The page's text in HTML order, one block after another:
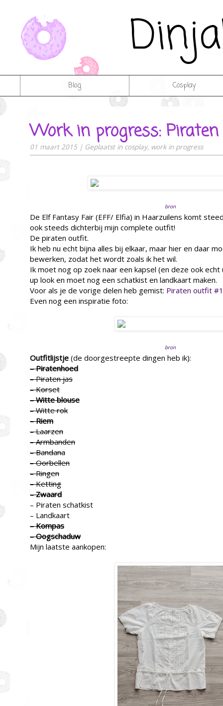
Blog Cosplay
Work in progress:
01 maart 2015 | Geplaatst in cosplay, work in progress
bron
De Elf Fantasy Fair (EFF/ Elfia) in Haarzuilens komt
ook steeds dichterbij mijn complete outfit!
De piraten outfit.
Ik heb nu echt bijna alles bij elkaar, maar hier en daar
bewerken, zodat het wordt zoals ik het wil.
Ik moet nog op zoek naar een kapsel (en deze ook
up look en moet nog een schatkist en landkaart maken.
Voor als je de vorige delen heb gemist: Piraten outfit #1
Even nog een inspiratie foto:
bron
Outfitlijstje (de doorgestreepte dingen heb ik):
– Piratenhoed
– Piraten jas
– Korset
– Witte blouse
– Witte rok
– Riem
– Laarzen
– Armbanden
– Bandana
– Oorbellen
– Ringen
– Ketting
– Zwaard
– Piraten schatkist
– Landkaart
– Kompas
– Oogschaduw
Mijn laatste aankopen: